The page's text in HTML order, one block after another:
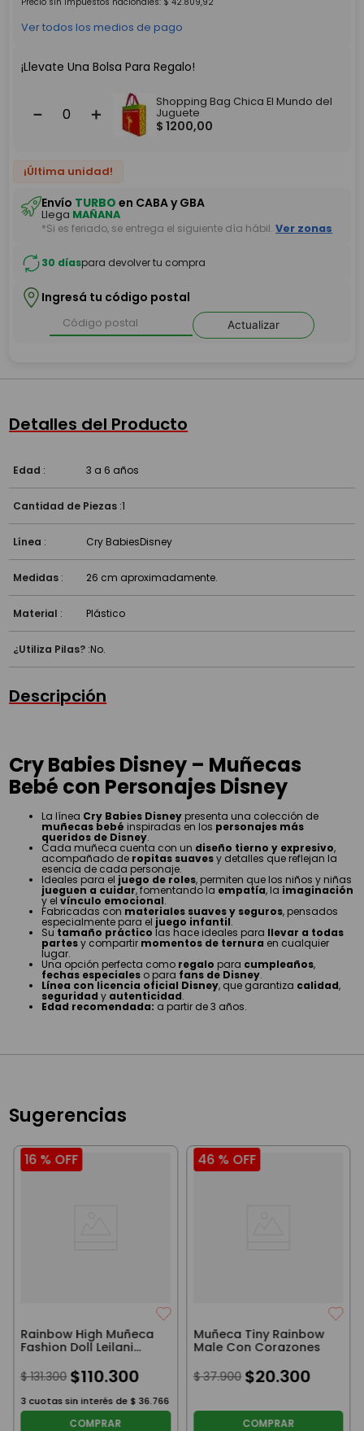
Ver todos los medios de pago
¡Llevate Una Bolsa Para Regalo!
＋
－
Shopping Bag Chica El Mundo del
Juguete
$ 1200,00
¡Última unidad!
Envío TURBO en CABA y GBA
Llega MAÑANA
*Si es feriado, se entrega el siguiente día hábil. Ver zonas
30 díaspara devolver tu compra
Ingresá tu código postal
Actualizar
Detalles del Producto
Edad : 3 a 6 años
Cantidad de Piezas :1
Línea : Cry BabiesDisney
Medidas : 26 cm aproximadamente.
Material : Plástico
¿Utiliza Pilas? :No.
Descripción
Cry Babies Disney – Muñecas
Bebé con Personajes Disney
La línea Cry Babies Disney presenta una colección de
muñecas bebé inspiradas en los personajes más
queridos de Disney.
Cada muñeca cuenta con un diseño tierno y expresivo,
acompañado de ropitas suavesy detalles que reflejan la
esencia de cada personaje.
Ideales para el juego de roles, permiten que los niños y niñas
jueguen a cuidar, fomentando la empatía, la imaginación
y elvínculo emocional.
Fabricadas con materiales suaves y seguros, pensados
especialmente para el juego infantil.
Su tamaño práctico las hace ideales para llevar a todas
partesy compartir momentos de ternura en cualquier
lugar.
Una opción perfecta como regalo para cumpleaños,
fechas especiales o para fans de Disney.
Línea con licencia oficial Disney, que garantiza calidad,
seguridad y autenticidad.
Edad recomendada: a partir de 3 años.
Sugerencias
16 % OFF
Rainbow High Muñeca
Fashion Doll Leilani
$ 131.300 $110.300
3 cuotas sin interés de $ 36.766
COMPRAR
46 % OFF
Muñeca Tiny Rainbow
Male Con Corazones
$ 37.900 $20.300
COMPRAR